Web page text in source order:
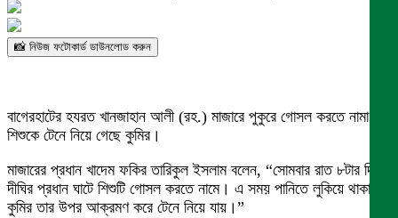
📸 নিউজ ফটোকার্ড ডাউনলোড করুন
বাগেরহাটের হযরত খানজাহান আলী (রহ.) মাজারে পুকুরে গোসল করতে নামা এক
শিশুকে টেনে নিয়ে গেছে কুমির।
মাজারের প্রধান খাদেম ফকির তারিকুল ইসলাম বলেন, “সোমবার রাত ৮টার দিকে
দীঘির প্রধান ঘাটে শিশুটি গোসল করতে নামে। এ সময় পানিতে লুকিয়ে থাকা
কুমির তার উপর আক্রমণ করে টেনে নিয়ে যায়।”